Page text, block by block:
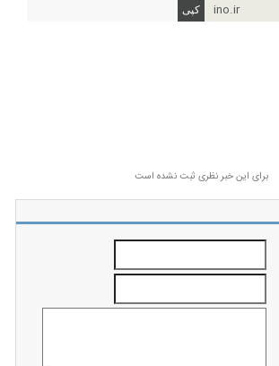
ino.ir
برای این خبر نظری ثبت نشده است